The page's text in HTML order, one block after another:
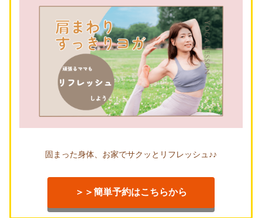
固まった身体、お家でサクッとリフレッシュ♪♪
＞＞簡単予約はこちらから